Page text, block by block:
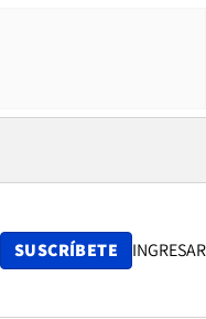
SUSCRÍBETE INGRESAR